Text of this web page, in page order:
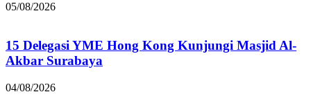
05/08/2026
15 Delegasi YME Hong Kong Kunjungi Masjid Al-
Akbar Surabaya
04/08/2026